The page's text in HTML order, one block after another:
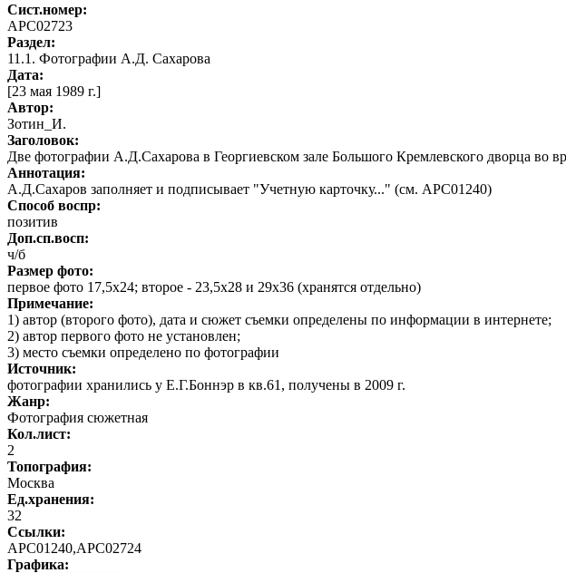
Сист.номер:
АРС02723
Раздел:
11.1. Фотографии А.Д. Сахарова
Дата:
[23 мая 1989 г.]
Автор:
Зотин_И.
Заголовок:
Две фотографии А.Д.Сахарова в Георгиевском зале Большого Кремлевского дворца во
Аннотация:
А.Д.Сахаров заполняет и подписывает "Учетную карточку..." (см. АРС01240)
Способ воспр:
позитив
Доп.сп.восп:
ч/б
Размер фото:
первое фото 17,5х24; второе - 23,5х28 и 29х36 (хранятся отдельно)
Примечание:
1) автор (второго фото), дата и сюжет съемки определены по информации в интернете;
2) автор первого фото не установлен;
3) место съемки определено по фотографии
Источник:
фотографии хранились у Е.Г.Боннэр в кв.61, получены в 2009 г.
Жанр:
Фотография сюжетная
Кол.лист:
2
Топография:
Москва
Ед.хранения:
32
Ссылки:
АРС01240,АРС02724
Графика: